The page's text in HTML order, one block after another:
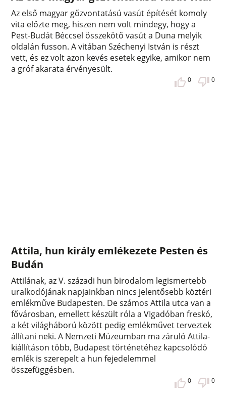
Az első magyar gőzvontatású vasút építését komoly
vita előzte meg, hiszen nem volt mindegy, hogy a
Pest-Budát Béccsel összekötő vasút a Duna melyik
oldalán fusson. A vitában Széchenyi István is részt
vett, és ez volt azon kevés esetek egyike, amikor nem
a gróf akarata érvényesült.
0 0
Attila, hun király emlékezete Pesten és
Budán
Attilának, az V. századi hun birodalom legismertebb
uralkodójának napjainkban nincs jelentősebb köztéri
emlékműve Budapesten. De számos Attila utca van a
fővárosban, emellett készült róla a VIgadóban freskó,
a két világháború között pedig emlékművet terveztek
állítani neki. A Nemzeti Múzeumban ma záruló Attila-
kiállításon több, Budapest történetéhez kapcsolódó
emlék is szerepelt a hun fejedelemmel
összefüggésben.
0 0